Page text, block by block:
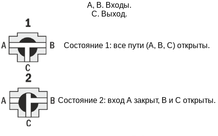
A, B. Входы.
C. Выход.
Cостояние 1: все пути (А, В, С) открыты.
Cостояние 2: вход А закрыт, В и С открыты.